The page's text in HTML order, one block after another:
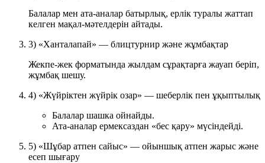
Балалар мен ата-аналар батырлық, ерлік туралы жаттап
келген мақал-мәтелдерін айтады.
3) «Ханталапай» — блицтурнир және жұмбақтар
Жекпе-жек форматында жылдам сұрақтарға жауап беріп,
жұмбақ шешу.
4) «Жүйріктен жүйрік озар» — шеберлік пен ұқыптылық
Балалар шашка ойнайды.
Ата-аналар ермексаздан «бес қару» мүсіндейді.
5) «Шұбар атпен сайыс» — ойыншық атпен жарыс және
есеп шығару